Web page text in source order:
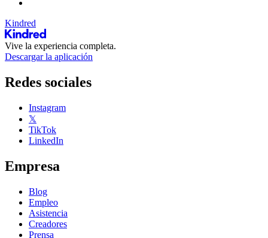
Kindred
Vive la experiencia completa.
Descargar la aplicación
Redes sociales
Instagram
𝕏
TikTok
LinkedIn
Empresa
Blog
Empleo
Asistencia
Creadores
Prensa